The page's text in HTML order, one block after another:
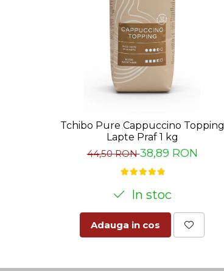
Tchibo Pure Cappuccino Topping
Lapte Praf 1 kg
44,50 RON38,89 RON
In stoc
Adauga in cos